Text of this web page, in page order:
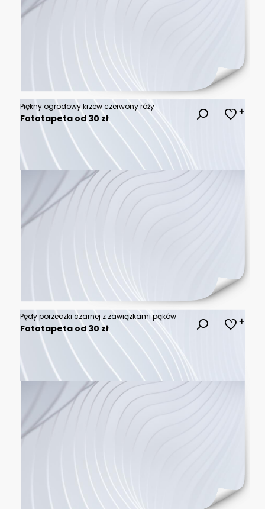
Piękny ogrodowy krzew czerwony róży
Fototapeta od 30 zł
Pędy porzeczki czarnej z zawiązkami pąków
Fototapeta od 30 zł